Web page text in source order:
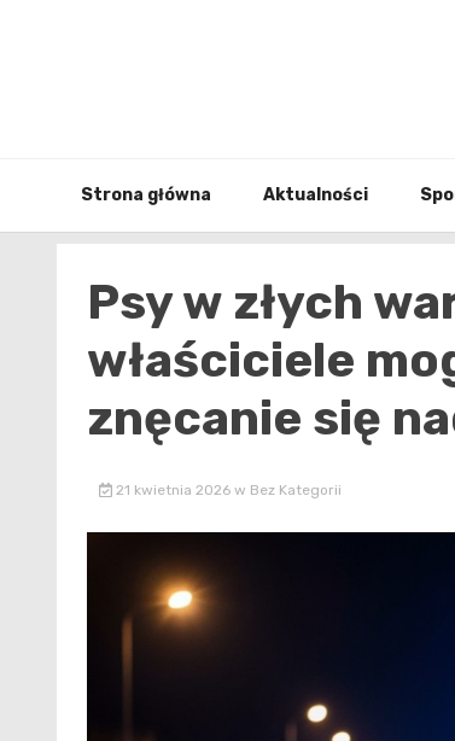
Strona główna Aktualności
Psy w złych
właściciele
znęcanie się
21 kwietnia 2026 w Bez Kategorii